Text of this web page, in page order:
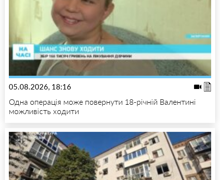
05.08.2026, 18:16
Одна операція може повернути 18-річній Валентині
можливість ходити